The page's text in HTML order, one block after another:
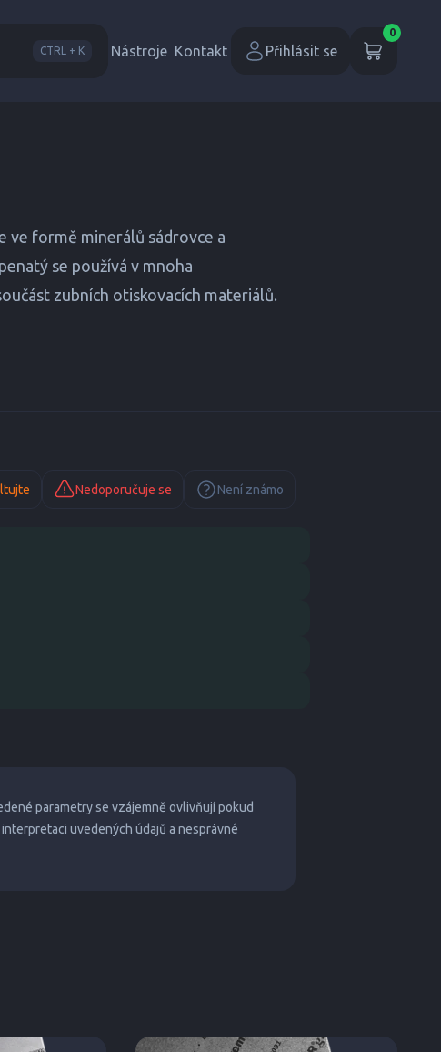
CTRL + K Nástroje Kontakt Přihlásit se
0
ve formě minerálů sádrovce a
se používá v mnoha
zubních otiskovacích materiálů.
Nedoporučuje se
Není známo
parametry se vzájemně ovlivňují pokud
uvedených údajů a nesprávné